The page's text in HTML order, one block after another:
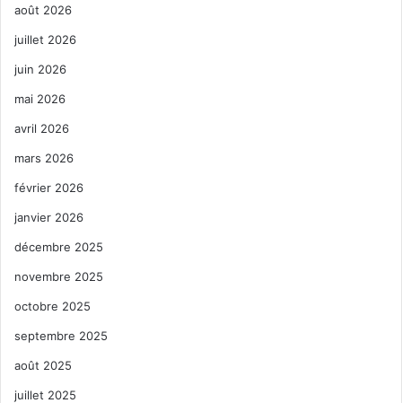
août 2026
juillet 2026
juin 2026
mai 2026
avril 2026
mars 2026
février 2026
janvier 2026
décembre 2025
novembre 2025
octobre 2025
septembre 2025
août 2025
juillet 2025